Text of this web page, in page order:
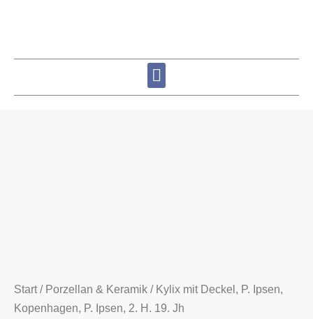
Start/ Porzellan & Keramik / Kylix mit Deckel, P. Ipsen,
Kopenhagen, P. Ipsen, 2. H. 19. Jh